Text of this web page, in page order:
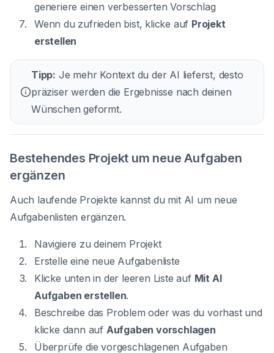
generiere einen verbesserten Vorschlag
Wenn du zufrieden bist, klicke auf Projekt
erstellen
Tipp: Je mehr Kontext du der AI lieferst, desto
präziser werden die Ergebnisse nach deinen
Wünschen geformt.
Bestehendes Projekt um neue Aufgaben
ergänzen
Auch laufende Projekte kannst du mit AI um neue
Aufgabenlisten ergänzen.
Navigiere zu deinem Projekt
Erstelle eine neue Aufgabenliste
Klicke unten in der leeren Liste auf Mit AI
Aufgaben erstellen.
Beschreibe das Problem oder was du vorhast und
klicke dann auf Aufgaben vorschlagen
Überprüfe die vorgeschlagenen Aufgaben